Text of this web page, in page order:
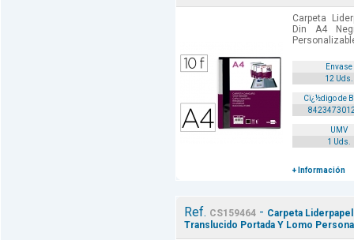
Carpeta
Din A4
Envase
12 Uds.
Cï¿½digo de
UMV
1 Uds.
+ Información
Ref. CS159464 - Carpeta
Translucido Portada Y Lomo